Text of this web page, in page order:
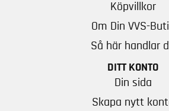
Köpvillkor
Om Din VVS-
Så här handlar
DITT KONTO
Din sida
Skapa nytt